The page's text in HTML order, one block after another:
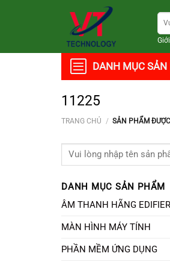
Tìm
DANH MỤC SẢN
11225
TRANG CHỦ / SẢN PHẨM
Tìm
DANH MỤC SẢN PHẨM
ÂM THANH HÃNG EDIFIER
MÀN HÌNH MÁY TÍNH
PHẦN MỀM ỨNG DỤNG